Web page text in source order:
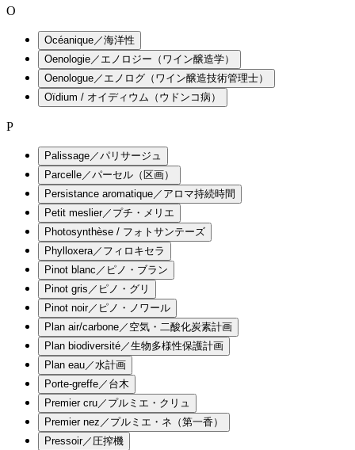
O
Océanique／海洋性
Oenologie／エノロジー（ワイン醸造学）
Oenologue／エノログ（ワイン醸造技術管理士）
Oïdium / オイディウム（ウドンコ病）
P
Palissage／パリサージュ
Parcelle／パーセル（区画）
Persistance aromatique／アロマ持続時間
Petit meslier／プチ・メリエ
Photosynthèse / フォトサンテーズ
Phylloxera／フィロキセラ
Pinot blanc／ピノ・ブラン
Pinot gris／ピノ・グリ
Pinot noir／ピノ・ノワール
Plan air/carbone／空気・二酸化炭素計画
Plan biodiversité／生物多様性保護計画
Plan eau／水計画
Porte-greffe／台木
Premier cru／プルミエ・クリュ
Premier nez／プルミエ・ネ（第一香）
Pressoir／圧搾機